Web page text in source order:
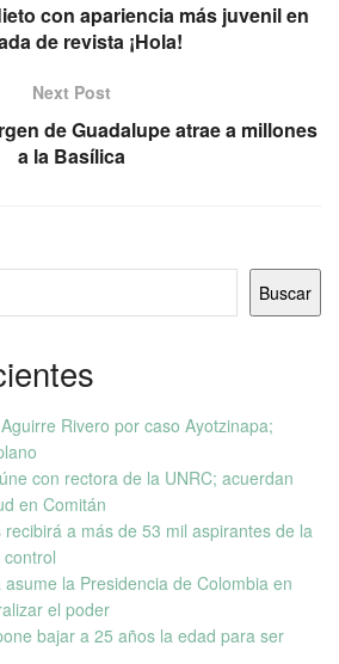
con apariencia más juvenil en
de revista ¡Hola!
Next Post
de Guadalupe atrae a millones
a la Basílica
Buscar
Rivero por caso Ayotzinapa;
con rectora de la UNRC; acuerdan
en Comitán
a más de 53 mil aspirantes de la
la Presidencia de Colombia en
el poder
bajar a 25 años la edad para ser